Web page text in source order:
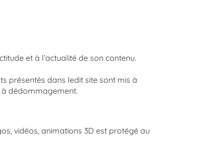
et à l’actualité de son contenu.
présentés dans ledit site sont mis à
à dédommagement.
vidéos, animations 3D est protégé au